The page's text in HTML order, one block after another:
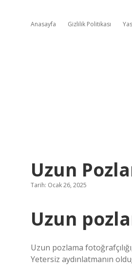
Anasayfa Gizlilik Politikası
Uzun
Tarih: Ocak 26, 2025
Uzun
Uzun pozlama
Yetersiz aydınlatmanın